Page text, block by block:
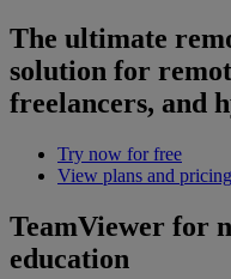
The ultimate
solution for
freelancers, and
Try now for free
View plans and pricing
TeamViewer for
education